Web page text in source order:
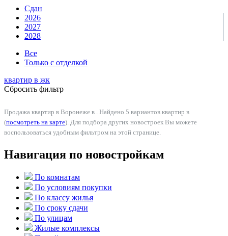
Сдан
2026
2027
2028
Все
Только с отделкой
квартир в жк
Сбросить фильтр
Продажа квартир в Воронеже в . Найдено 5 вариантов квартир в
(посмотреть на карте). Для подбора других новостроек Вы можете
воспользоваться удобным фильтром на этой странице.
Навигация по новостройкам
По комнатам
По условиям покупки
По классу жилья
По сроку сдачи
По улицам
Жилые комплексы